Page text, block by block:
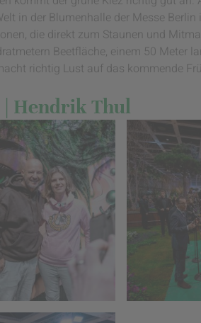
in der Blumenhalle der Messe
die direkt zum Staunen und
Beetfläche, einem 50 Meter
richtig Lust auf das kommende
Hendrik Thul